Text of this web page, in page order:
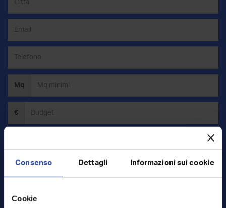
Consenso Dettagli Informazioni sui cookie
Cookie
Mq
€
Ho letto e accetto